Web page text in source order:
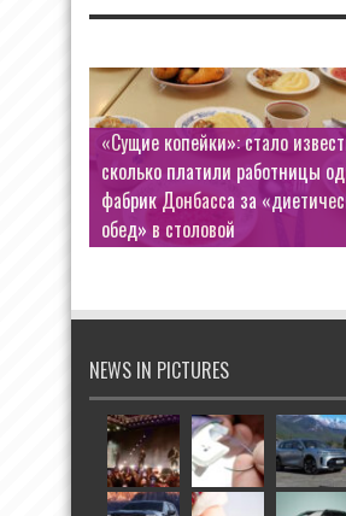
«Сущие копейки»: стало
сколько платили работницы
фабрик Донбасса за
обед» в столовой
NEWS IN PICTURES